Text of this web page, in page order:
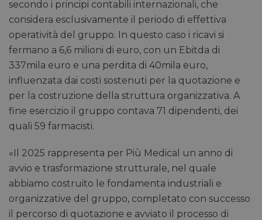
secondo i principi contabili internazionali, che
considera esclusivamente il periodo di effettiva
operatività del gruppo. In questo caso i ricavi si
fermano a 6,6 milioni di euro, con un Ebitda di
337mila euro e una perdita di 40mila euro,
influenzata dai costi sostenuti per la quotazione e
per la costruzione della struttura organizzativa. A
fine esercizio il gruppo contava 71 dipendenti, dei
quali 59 farmacisti.
«Il 2025 rappresenta per Più Medical un anno di
avvio e trasformazione strutturale, nel quale
abbiamo costruito le fondamenta industriali e
organizzative del gruppo, completato con successo
il percorso di quotazione e avviato il processo di